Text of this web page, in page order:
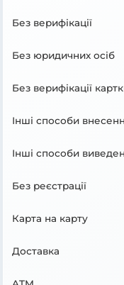
Без верифікації
Без юридичних осіб
Без верифікації
Інші способи
Інші способи
Без реєстрації
Карта на карту
Доставка